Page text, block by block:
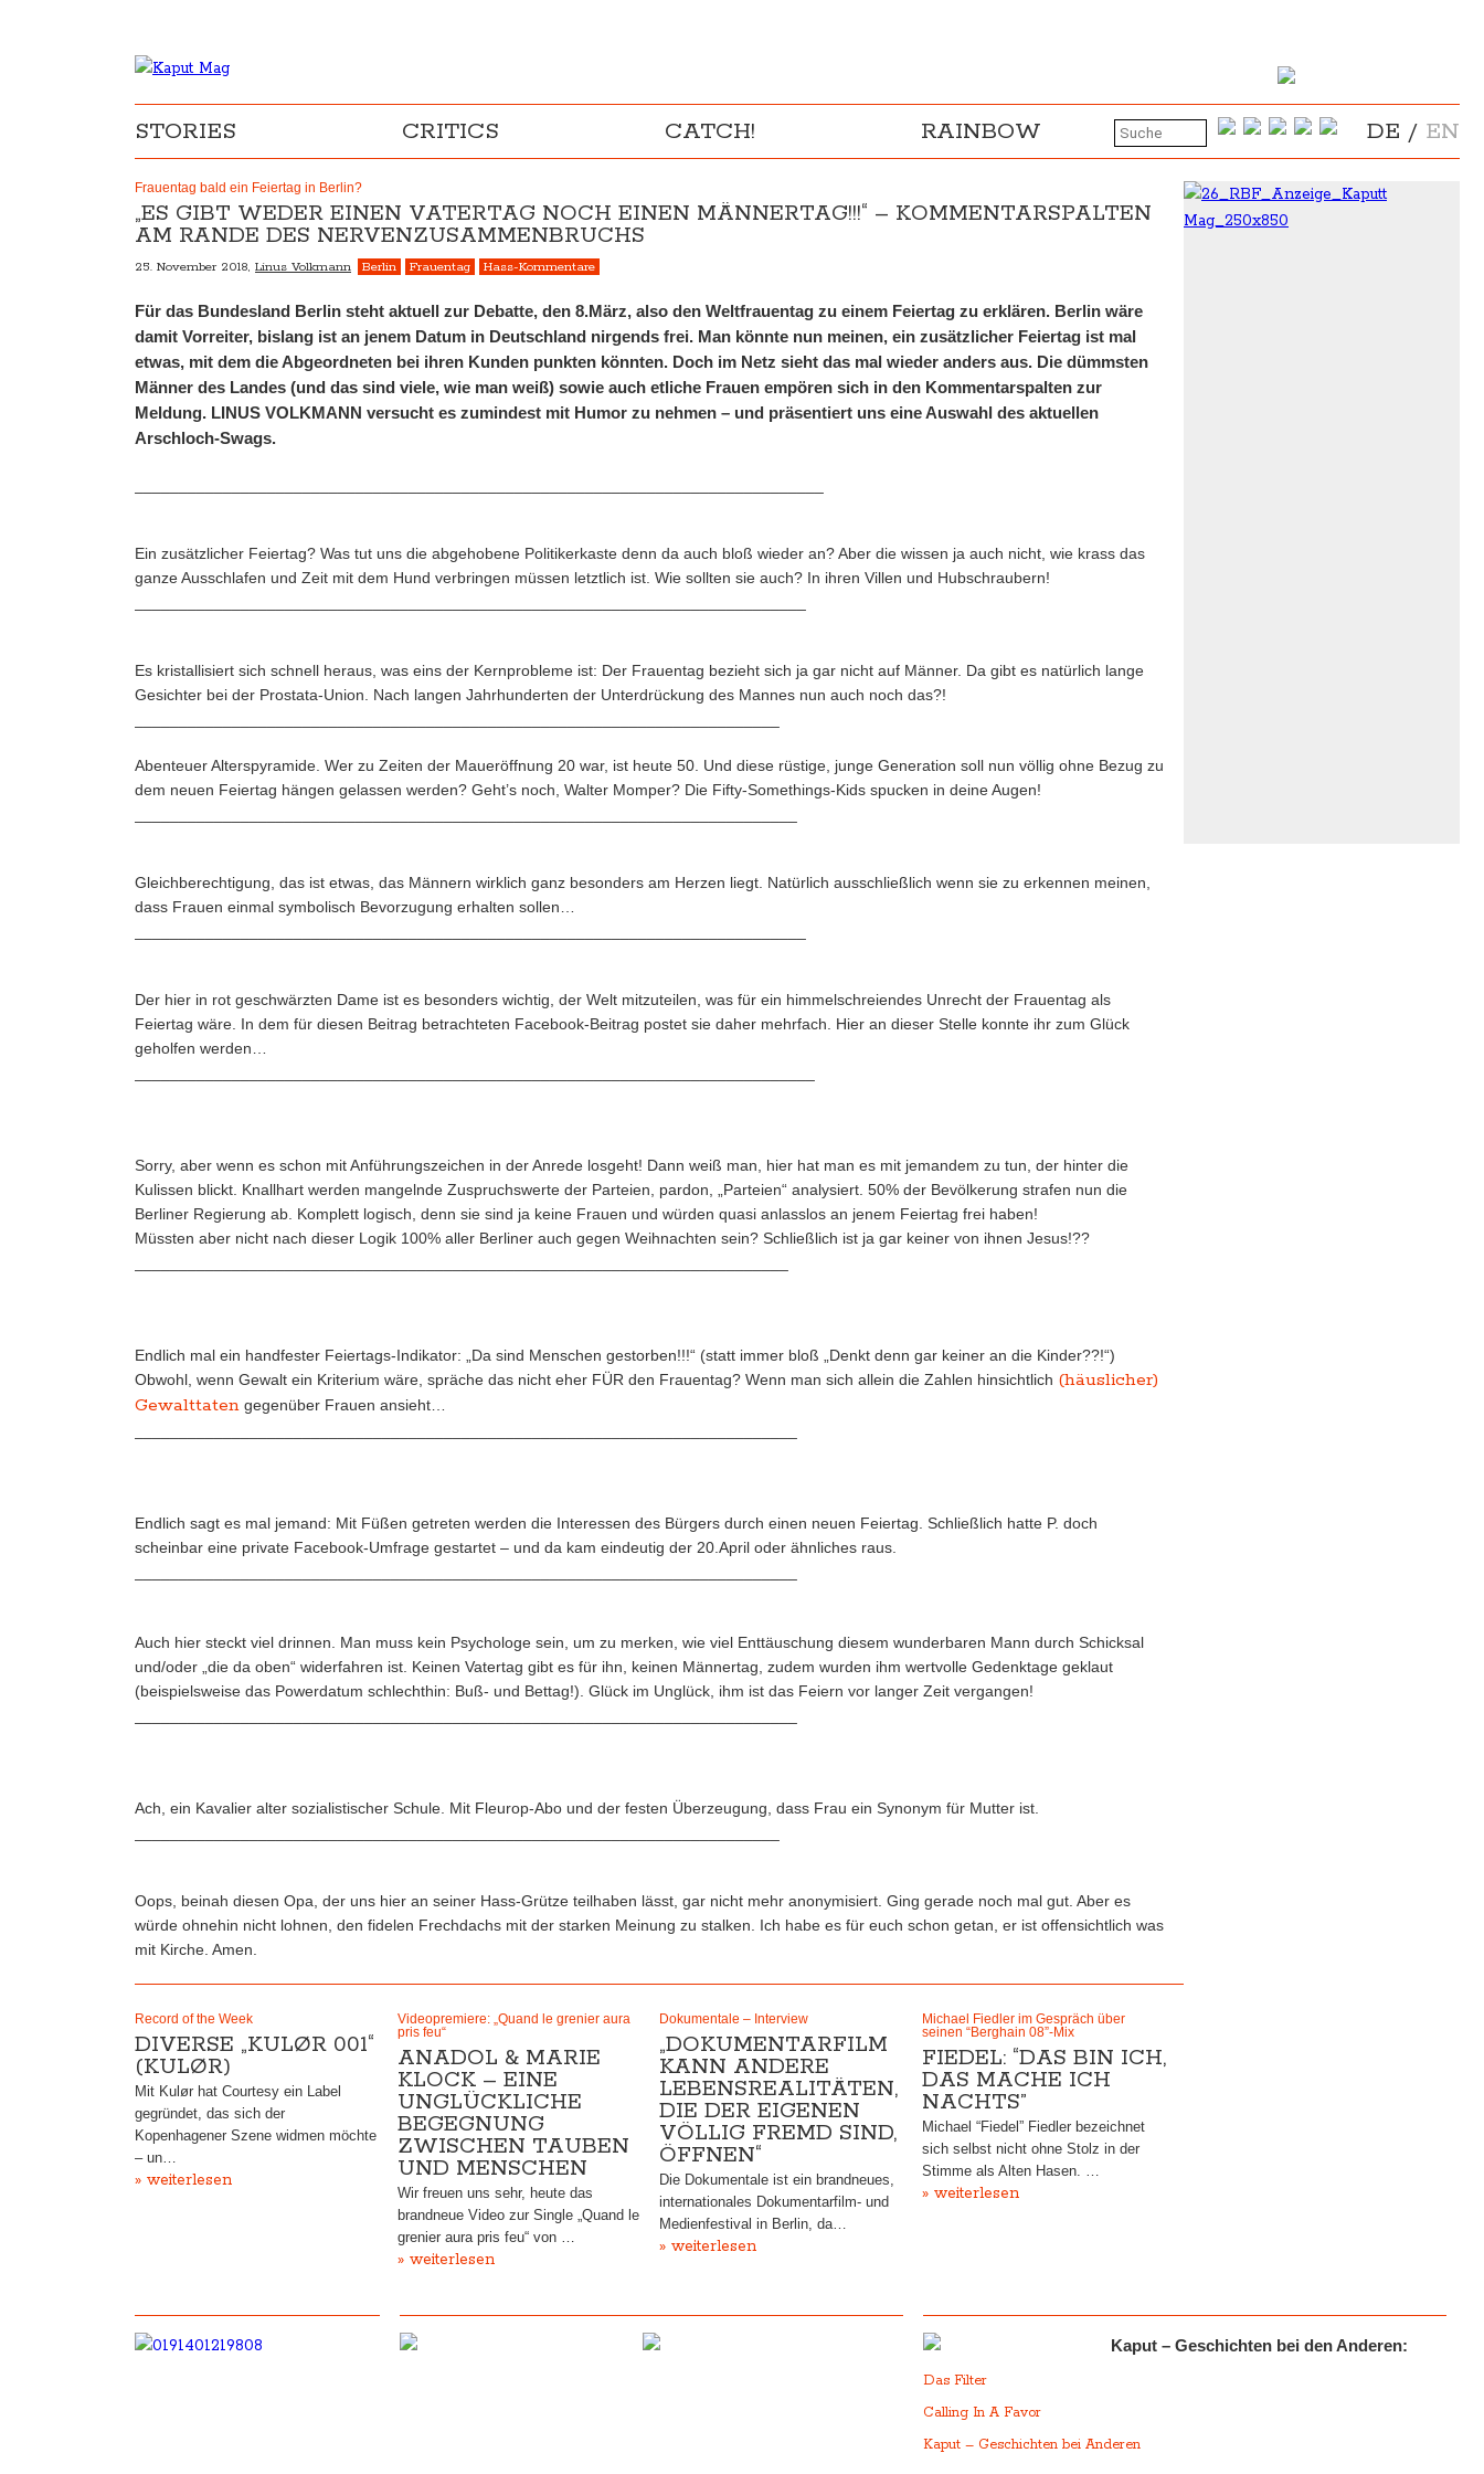
STORIES CRITICS CATCH! RAINBOW DE / EN
Frauentag bald ein Feiertag in Berlin?
„ES GIBT WEDER EINEN VATERTAG NOCH EINEN MÄNNERTAG!!!“ – KOMMENTARSPALTEN
AM RANDE DES NERVENZUSAMMENBRUCHS
25. November 2018, Linus Volkmann Berlin Frauentag Hass-Kommentare
Für das Bundesland Berlin steht aktuell zur Debatte, den 8.März, also den Weltfrauentag zu einem Feiertag zu erklären. Berlin wäre
damit Vorreiter, bislang ist an jenem Datum in Deutschland nirgends frei. Man könnte nun meinen, ein zusätzlicher Feiertag ist mal
etwas, mit dem die Abgeordneten bei ihren Kunden punkten könnten. Doch im Netz sieht das mal wieder anders aus. Die dümmsten
Männer des Landes (und das sind viele, wie man weiß) sowie auch etliche Frauen empören sich in den Kommentarspalten zur
Meldung. LINUS VOLKMANN versucht es zumindest mit Humor zu nehmen – und präsentiert uns eine Auswahl des aktuellen
Arschloch-Swags.
Ein zusätzlicher Feiertag? Was tut uns die abgehobene Politikerkaste denn da auch bloß wieder an? Aber die wissen ja auch nicht, wie krass das
ganze Ausschlafen und Zeit mit dem Hund verbringen müssen letztlich ist. Wie sollten sie auch? In ihren Villen und Hubschraubern!
Es kristallisiert sich schnell heraus, was eins der Kernprobleme ist: Der Frauentag bezieht sich ja gar nicht auf Männer. Da gibt es natürlich lange
Gesichter bei der Prostata-Union. Nach langen Jahrhunderten der Unterdrückung des Mannes nun auch noch das?!
Abenteuer Alterspyramide. Wer zu Zeiten der Maueröffnung 20 war, ist heute 50. Und diese rüstige, junge Generation soll nun völlig ohne Bezug zu
dem neuen Feiertag hängen gelassen werden? Geht’s noch, Walter Momper? Die Fifty-Somethings-Kids spucken in deine Augen!
Gleichberechtigung, das ist etwas, das Männern wirklich ganz besonders am Herzen liegt. Natürlich ausschließlich wenn sie zu erkennen meinen,
dass Frauen einmal symbolisch Bevorzugung erhalten sollen…
Der hier in rot geschwärzten Dame ist es besonders wichtig, der Welt mitzuteilen, was für ein himmelschreiendes Unrecht der Frauentag als
Feiertag wäre. In dem für diesen Beitrag betrachteten Facebook-Beitrag postet sie daher mehrfach. Hier an dieser Stelle konnte ihr zum Glück
geholfen werden…
Sorry, aber wenn es schon mit Anführungszeichen in der Anrede losgeht! Dann weiß man, hier hat man es mit jemandem zu tun, der hinter die
Kulissen blickt. Knallhart werden mangelnde Zuspruchswerte der Parteien, pardon, „Parteien“ analysiert. 50% der Bevölkerung strafen nun die
Berliner Regierung ab. Komplett logisch, denn sie sind ja keine Frauen und würden quasi anlasslos an jenem Feiertag frei haben!
Müssten aber nicht nach dieser Logik 100% aller Berliner auch gegen Weihnachten sein? Schließlich ist ja gar keiner von ihnen Jesus!??
Endlich mal ein handfester Feiertags-Indikator: „Da sind Menschen gestorben!!!“ (statt immer bloß „Denkt denn gar keiner an die Kinder??!“)
Obwohl, wenn Gewalt ein Kriterium wäre, spräche das nicht eher FÜR den Frauentag? Wenn man sich allein die Zahlen hinsichtlich (häuslicher)
Gewalttaten gegenüber Frauen ansieht…
Endlich sagt es mal jemand: Mit Füßen getreten werden die Interessen des Bürgers durch einen neuen Feiertag. Schließlich hatte P. doch
scheinbar eine private Facebook-Umfrage gestartet – und da kam eindeutig der 20.April oder ähnliches raus.
Auch hier steckt viel drinnen. Man muss kein Psychologe sein, um zu merken, wie viel Enttäuschung diesem wunderbaren Mann durch Schicksal
und/oder „die da oben“ widerfahren ist. Keinen Vatertag gibt es für ihn, keinen Männertag, zudem wurden ihm wertvolle Gedenktage geklaut
(beispielsweise das Powerdatum schlechthin: Buß- und Bettag!). Glück im Unglück, ihm ist das Feiern vor langer Zeit vergangen!
Ach, ein Kavalier alter sozialistischer Schule. Mit Fleurop-Abo und der festen Überzeugung, dass Frau ein Synonym für Mutter ist.
Oops, beinah diesen Opa, der uns hier an seiner Hass-Grütze teilhaben lässt, gar nicht mehr anonymisiert. Ging gerade noch mal gut. Aber es
würde ohnehin nicht lohnen, den fidelen Frechdachs mit der starken Meinung zu stalken. Ich habe es für euch schon getan, er ist offensichtlich was
mit Kirche. Amen.
Record of the Week
DIVERSE „KULØR 001“
(KULØR)
Mit Kulør hat Courtesy ein Label
gegründet, das sich der
Kopenhagener Szene widmen möchte
– un…
» weiterlesen
Videopremiere: „Quand le grenier aura
pris feu“
ANADOL & MARIE
KLOCK – EINE
UNGLÜCKLICHE
BEGEGNUNG
ZWISCHEN TAUBEN
UND MENSCHEN
Wir freuen uns sehr, heute das
brandneue Video zur Single „Quand le
grenier aura pris feu“ von …
» weiterlesen
Dokumentale – Interview
„DOKUMENTARFILM
KANN ANDERE
LEBENSREALITÄTEN,
DIE DER EIGENEN
VÖLLIG FREMD SIND,
ÖFFNEN“
Die Dokumentale ist ein brandneues,
internationales Dokumentarfilm- und
Medienfestival in Berlin, da…
» weiterlesen
Michael Fiedler im Gespräch über
seinen “Berghain 08”-Mix
FIEDEL: “DAS BIN ICH,
DAS MACHE ICH
NACHTS”
Michael “Fiedel” Fiedler bezeichnet
sich selbst nicht ohne Stolz in der
Stimme als Alten Hasen. …
» weiterlesen
Kaput – Geschichten bei den Anderen:
Das Filter
Calling In A Favor
Kaput – Geschichten bei Anderen